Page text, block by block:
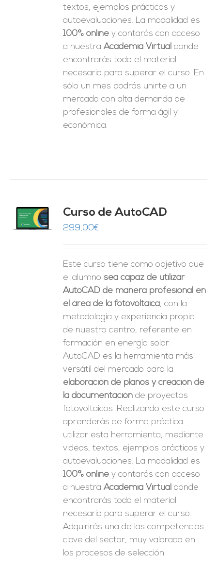
textos, ejemplos prácticos y
autoevaluaciones. La modalidad es
100% online y contarás con acceso
a nuestraAcademia Virtual donde
encontrarás todo el material
necesario para superar el curso. En
sólo un mes podrás unirte a un
mercado con alta demanda de
profesionales de forma ágil y
económica.
Curso de AutoCAD
299,00€
Este curso tiene como objetivo que
el alumno sea capaz de utilizar
AutoCAD de manera profesional en
el área de la fotovoltaica, con la
metodología y experiencia propia
de nuestro centro, referente en
formación en energía solar.
AutoCAD es la herramienta más
versátil del mercado para la
elaboración de planos y creación de
la documentación de proyectos
fotovoltaicos. Realizando este curso
aprenderás de forma práctica
utilizar esta herramienta, mediante
videos, textos, ejemplos prácticos y
autoevaluaciones. La modalidad es
100% online y contarás con acceso
a nuestraAcademia Virtual donde
encontrarás todo el material
necesario para superar el curso.
Adquirirás una de las competencias
clave del sector, muy valorada en
los procesos de selección.